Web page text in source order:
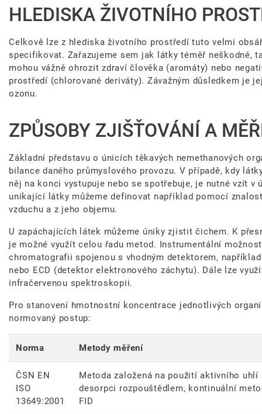
HLEDISKA ŽIVOTNÍHO
Celkově lze z hlediska životního prostředí tuto velmi
specifikovat. Zařazujeme sem jak látky téměř neškodné,
mohou vážně ohrozit zdraví člověka (aromáty) nebo
prostředí (chlorované deriváty). Závažným důsledkem je
ozonu.
ZPŮSOBY ZJIŠŤOVÁNÍ A
Základní představu o únicích těkavých nemethanových
bilance daného průmyslového provozu. V případě, kdy
něj na konci vystupuje nebo se spotřebuje, je nutné vzít v
unikající látky můžeme definovat například pomocí
vzduchu a z jeho objemu.
U zapáchajících látek můžeme úniky zjistit čichem. K
je možné využít celou řadu metod. Instrumentální
chromatografii spojenou s vhodným detektorem,
nebo ECD (detektor elektronového záchytu). Dále lze
infračervenou spektroskopii.
Pro stanovení hmotnostní koncentrace jednotlivých
normovaný postup:
Norma Metody měření
ČSN EN
ISO
13649:2001
Metoda založená na použití aktivního uhlí
desorpci rozpouštědlem, kontinuální
FID